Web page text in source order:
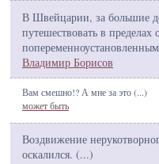
В Швейцарии, за большие
путешествовать в пределах
Владимир Борисов
Вам смешно!? А мне за это (...)
может быть
Воздвижение
оскалился. (...)